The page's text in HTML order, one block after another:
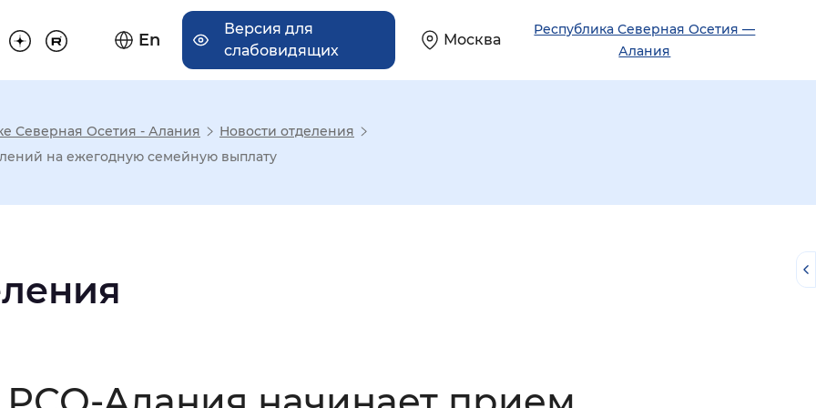
En
Версия для
слабовидящих
Москва
Республика Северная Осетия —
Алания
отображения
Северная Осетия - Алания
Новости отделения
на ежегодную семейную выплату